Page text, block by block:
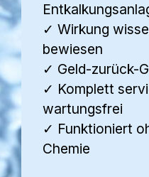
✓ Wirkung
bewiesen
✓ Geld-zurück-
✓ Komplett
wartungsfrei
✓ Funktioniert
Chemie